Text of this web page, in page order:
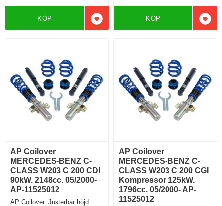
Lägg till i favoriter
KÖP KÖP
AP Coilover
MERCEDES-BENZ C-
CLASS W203 C 200 CDI
90kW. 2148cc. 05/2000-
AP-11525012
AP Coilover. Justerbar höjd
AP Coilover
MERCEDES-BENZ C-
CLASS W203 C 200 CGI
Kompressor 125kW.
1796cc. 05/2000- AP-
11525012